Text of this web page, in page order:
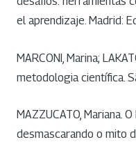
el aprendizaje. Madrid:
MARCONI, Marina;
metodologia científica.
MAZZUCATO, Mariana.
desmascarando o mito